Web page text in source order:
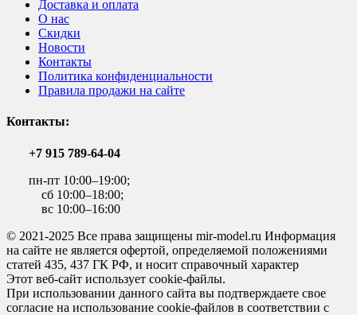
Доставка и оплата
О нас
Скидки
Новости
Контакты
Политика конфиденциальности
Правила продажи на сайте
Контакты:
+7 915 789-64-04
пн-пт 10:00–19:00;
сб 10:00–18:00;
вс 10:00–16:00
© 2021-2025 Все права защищены mir-model.ru Информация
на сайте не является офертой, определяемой положениями
статей 435, 437 ГК РФ, и носит справочный характер
Этот веб-сайт использует cookie-файлы.
При использовании данного сайта вы подтверждаете свое
согласие на использование cookie-файлов в соответствии с